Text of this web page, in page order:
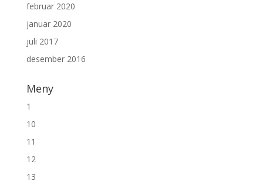
februar 2020
januar 2020
juli 2017
desember 2016
Meny
1
10
11
12
13